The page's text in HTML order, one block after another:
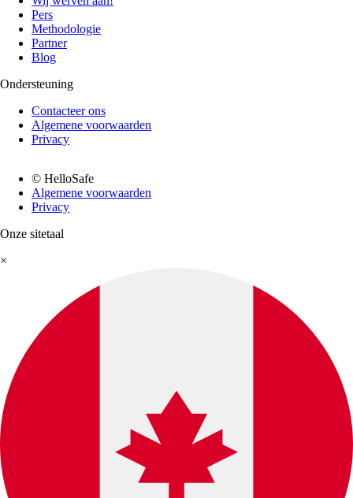
Pers
Methodologie
Partner
Blog
Ondersteuning
Contacteer ons
Algemene voorwaarden
Privacy
© HelloSafe
Algemene voorwaarden
Privacy
Onze sitetaal
×